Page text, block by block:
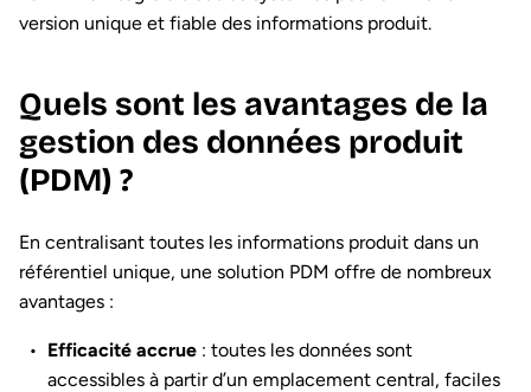
version unique et fiable des informations produit.
Quels sont les avantages de la
gestion des données produit
(PDM) ?
En centralisant toutes les informations produit dans un
référentiel unique, une solution PDM offre de nombreux
avantages :
Efficacité accrue : toutes les données sont
accessibles à partir d’un emplacement central, faciles